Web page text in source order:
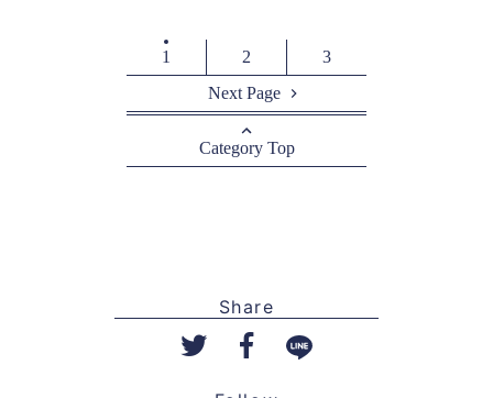
1 2
3
Next Page
Category Top
Share